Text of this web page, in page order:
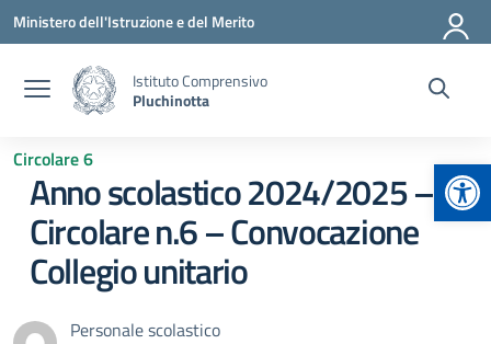
Vai ai contenuti
Vai al menu di navigazione
Vai al footer
Ministero dell'Istruzione e del Merito
Istituto Comprensivo
Pluchinotta
Circolare 6
Anno scolastico 2024/2025 –
Circolare n.6 – Convocazione
Collegio unitario
Personale scolastico